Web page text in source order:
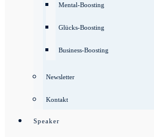
Mental-Boosting
Glücks-Boosting
Business-Boosting
Newsletter
Kontakt
Speaker